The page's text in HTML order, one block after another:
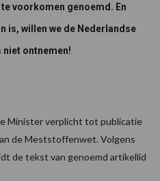
voorkomen genoemd. En
is, willen we de Nederlandse
niet ontnemen!
Minister verplicht tot publicatie
de Meststoffenwet. Volgens
de tekst van genoemd artikellid